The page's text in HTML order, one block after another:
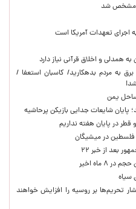
مشخص شد
اجرای تعهدات آمریکا است
همدلی و اخلاق قرآنی نیاز دارد
به مردم بدهکارید/ کاسبان استعفا /
یمن
پایان شایعات جدایی بازیکن پرحاشیه
قطر در پایان هفته نداریم
فلسطین در میشیگان
از خبر ۲۲
ماه اخیر
تحریم‌ها بر روسیه را افزایش خواهند